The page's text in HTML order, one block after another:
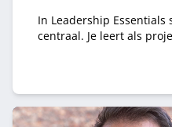
In Leadership
centraal. Je leert als